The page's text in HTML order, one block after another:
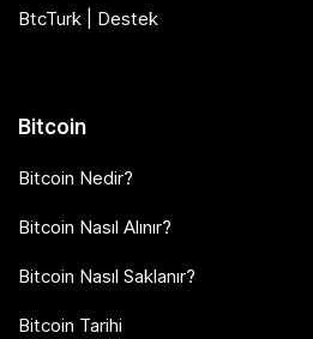
BtcTurk | Destek
Bitcoin
Bitcoin Nedir?
Bitcoin Nasıl Alınır?
Bitcoin Nasıl Saklanır?
Bitcoin Tarihi